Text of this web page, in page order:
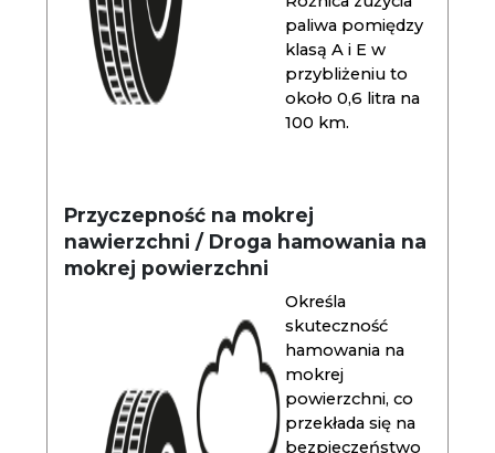
paliwa pomiędzy
klasą A i E w
przybliżeniu to
około 0,6 litra na
100 km.
Przyczepność na mokrej
nawierzchni / Droga hamowania na
mokrej powierzchni
Określa
skuteczność
hamowania na
mokrej
powierzchni, co
przekłada się na
bezpieczeństwo